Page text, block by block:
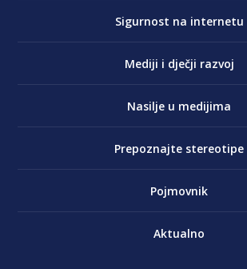
Sigurnost na internetu
Mediji i dječji razvoj
Nasilje u medijima
Prepoznajte stereotipe
Pojmovnik
Aktualno